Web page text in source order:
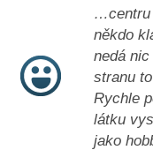
…centru
někdo
nedá
stranu
Rychle
látku
jako